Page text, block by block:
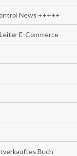
News +++++
E-Commerce
Buch